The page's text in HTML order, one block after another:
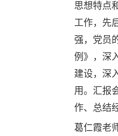
思想特点
工作，先
强，党员
例》，深
建设，深
用。汇报
作、总结
葛仁霞老